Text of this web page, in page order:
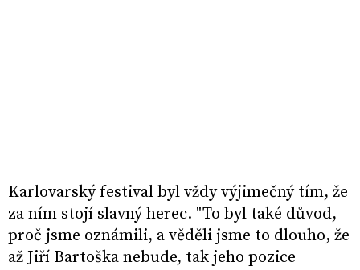
Karlovarský festival byl vždy výjimečný tím, že
za ním stojí slavný herec. "To byl také důvod,
proč jsme oznámili, a věděli jsme to dlouho, že
až Jiří Bartoška nebude, tak jeho pozice